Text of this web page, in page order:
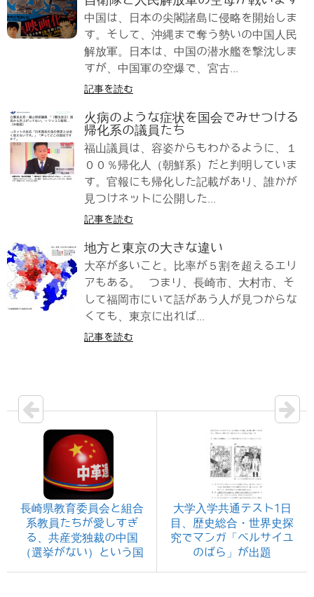
中国は、日本の尖閣諸島に侵略を開始しま
す。そして、沖縄まで奪う勢いの中国人民
解放軍。日本は、中国の潜水艦を撃沈しま
すが、中国軍の空爆で、宮古...
記事を読む
火病のような症状を国会でみせつける
帰化系の議員たち
福山議員は、容姿からもわかるように、１
００％帰化人（朝鮮系）だと判明していま
す。官報にも帰化した記載があり、誰かが
見つけネットに公開した...
記事を読む
地方と東京の大きな違い
大卒が多いこと。比率が５割を超えるエリ
アもある。 つまり、長崎市、大村市、そ
して福岡市にいて話があう人が見つからな
くても、東京に出れば...
記事を読む
長崎県教育委員会と組合
系教員たちが愛しすぎ
る、共産党独裁の中国
（選挙がない）という国
大学入学共通テスト1日
目、歴史総合・世界史探
究でマンガ「ベルサイユ
のばら」が出題